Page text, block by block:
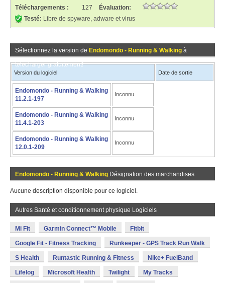
Téléchargements :
127
Évaluation:
Testé: Libre de spyware, adware et virus
Sélectionnez la version de Endomondo - Running & Walking à
télécharger gratuitement!
Version du logiciel Date de sortie
Endomondo - Running & Walking
11.2.1-197
Inconnu
Endomondo - Running & Walking
11.4.1-203
Inconnu
Endomondo - Running & Walking
12.0.1-209
Inconnu
Endomondo - Running & Walking Désignation des marchandises
Aucune description disponible pour ce logiciel.
Autres Santé et conditionnement physique Logiciels
Mi Fit Garmin Connect™ Mobile Fitbit
Google Fit - Fitness Tracking Runkeeper - GPS Track Run Walk
S Health Runtastic Running & Fitness Nike+ FuelBand
Lifelog Microsoft Health Twilight My Tracks